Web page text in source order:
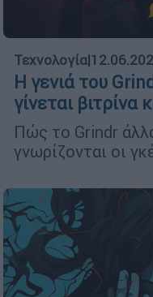
Τεχνολογία|
Η γενιά του
γίνεται βιτρίνα
Πώς το Grindr
γνωρίζονται οι